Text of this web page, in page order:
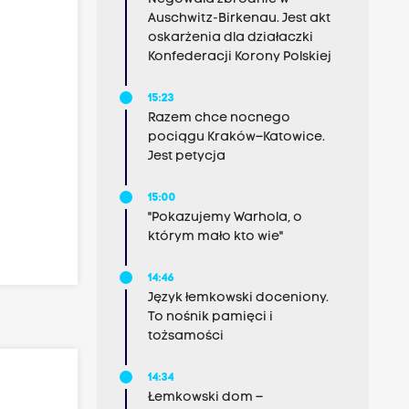
Auschwitz-Birkenau. Jest akt
oskarżenia dla działaczki
Konfederacji Korony Polskiej
15:23
Razem chce nocnego
pociągu Kraków–Katowice.
Jest petycja
15:00
"Pokazujemy Warhola, o
którym mało kto wie"
14:46
Język łemkowski doceniony.
To nośnik pamięci i
tożsamości
14:34
Łemkowski dom –